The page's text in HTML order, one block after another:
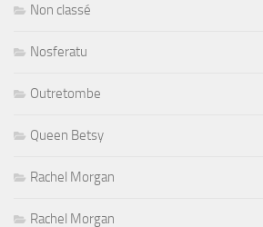
Non classé
Nosferatu
Outretombe
Queen Betsy
Rachel Morgan
Rachel Morgan